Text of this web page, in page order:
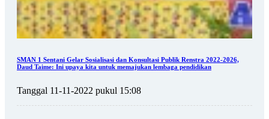
SMAN 1 Sentani Gelar Sosialisasi dan Konsultasi Publik Renstra 2022-2026,
Daud Taime: Ini upaya kita untuk memajukan lembaga pendidikan
Tanggal 11-11-2022 pukul 15:08